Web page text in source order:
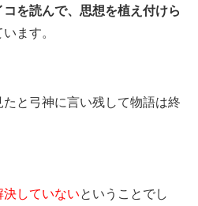
を読んで、思想を植え付けら
ます。
と弓神に言い残して物語は終
していない ということでし